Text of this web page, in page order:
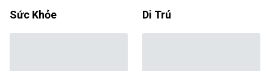
Sức Khỏe Di Trú